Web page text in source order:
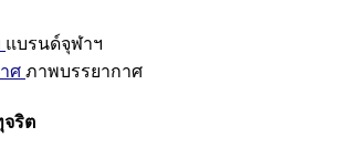
แบรนด์จุฬาฯ
ศ ภาพบรรยากาศ
จริต